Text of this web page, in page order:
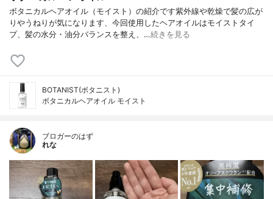
ボタニカルヘアオイル（モイスト）の紹介です紫外線や乾燥で髪の広が
りやうねりが気になります、今回使用したヘアオイルはモイストタイ
プ、髪の水分・油分バランスを整え、…続きを見る
BOTANIST(ボタニスト)
ボタニカルヘアオイル モイスト
ブロガーのはず
れな